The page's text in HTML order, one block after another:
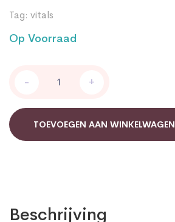
Tag: vitals
Op Voorraad
Rode
rijst
extra
sterk
- +
TOEVOEGEN AAN WINKELWAGEN
Beschrijving